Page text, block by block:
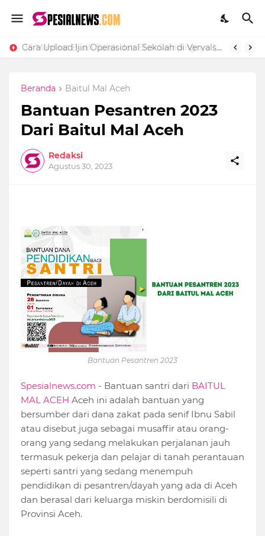
35 Manfaat Buah Salak dan Efek Sampingnya Lengkap
Cara Upload Ijin Operasional Sekolah di Vervalsp Secara Online
Beranda Baitul Mal Aceh
Bantuan Pesantren 2023
Dari Baitul Mal Aceh
Redaksi
Agustus 30, 2023
Bantuan Pesantren 2023
Spesialnews.com - Bantuan santri dari BAITUL
MAL ACEH Aceh ini adalah bantuan yang
bersumber dari dana zakat pada senif Ibnu Sabil
atau disebut juga sebagai musaffir atau orang-
orang yang sedang melakukan perjalanan jauh
termasuk pekerja dan pelajar di tanah perantauan
seperti santri yang sedang menempuh
pendidikan di pesantren/dayah yang ada di Aceh
dan berasal dari keluarga miskin berdomisili di
Provinsi Aceh.